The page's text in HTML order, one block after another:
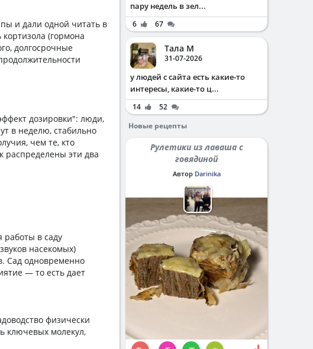
и дали одной читать в
(гормона
долгосрочные
дозировки": люди,
в неделю, стабильно
чем те, кто
распределены эти два
работы в саду
насекомых)
Сад одновременно
— то есть дает
физически
ключевых молекул,
пару недель в зел...
6 67
Тала М
31-07-2026
у людей с сайта есть какие-то
интересы, какие-то ц...
14
52
Новые рецепты
Рулетики из лаваша с
говядиной
Автор Darinika